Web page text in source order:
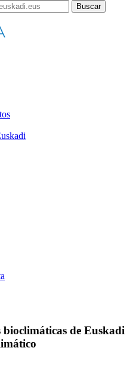
de Euskadi